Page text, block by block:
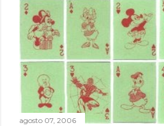
agosto 07, 2006